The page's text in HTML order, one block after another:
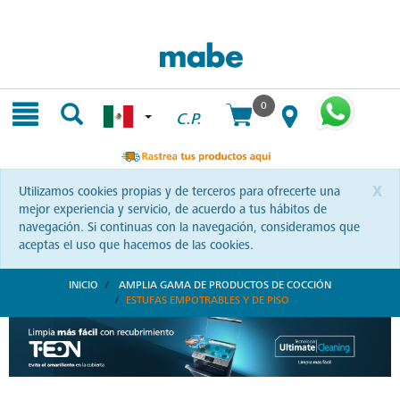
C.P.
0
x
Utilizamos cookies propias y de terceros para ofrecerte una
mejor experiencia y servicio, de acuerdo a tus hábitos de
navegación. Si continuas con la navegación, consideramos que
aceptas el uso que hacemos de las cookies.
INICIO
AMPLIA GAMA DE PRODUCTOS DE COCCIÓN
ESTUFAS EMPOTRABLES Y DE PISO